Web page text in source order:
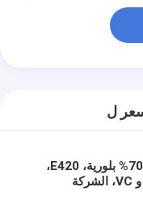
ل
محلول السوربيتول 70% بلورية، E420،
لإنتاج عامل السطح و VC، الشركة